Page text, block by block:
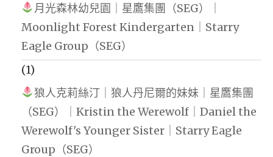
月光森林幼兒園｜星鷹集團（SEG）｜
Moonlight Forest Kindergarten｜Starry
Eagle Group（SEG）
(1)
狼人克莉絲汀｜狼人丹尼爾的妹妹｜星鷹集團
（SEG）｜Kristin the Werewolf｜Daniel the
Werewolf's Younger Sister｜Starry Eagle
Group（SEG）